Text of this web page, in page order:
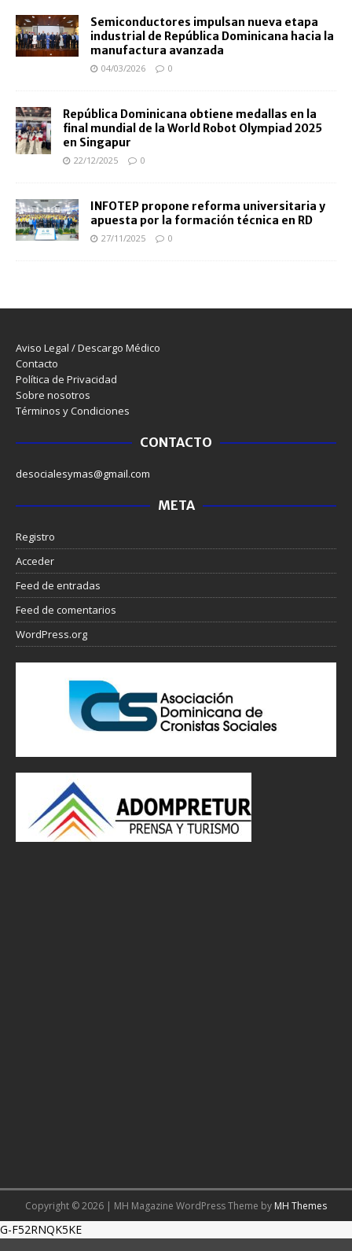
Semiconductores impulsan nueva etapa
industrial de República Dominicana hacia la
manufactura avanzada
04/03/2026 0
República Dominicana obtiene medallas en la
final mundial de la World Robot Olympiad 2025
en Singapur
22/12/2025 0
INFOTEP propone reforma universitaria y
apuesta por la formación técnica en RD
27/11/2025 0
Aviso Legal / Descargo Médico
Contacto
Política de Privacidad
Sobre nosotros
Términos y Condiciones
CONTACTO
desocialesymas@gmail.com
META
Registro
Acceder
Feed de entradas
Feed de comentarios
WordPress.org
Copyright © 2026 | MH Magazine WordPress Theme by MH Themes
G-F52RNQK5KE